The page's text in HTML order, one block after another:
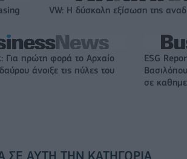
VW: Η δύσκολη εξίσωση της
Για πρώτη φορά το Αρχαίο
άνοιξε τις πύλες του
ESG
σε
ΣΕ ΑΥΤΉ ΤΗΝ ΚΑΤΗΓΟΡΊΑ